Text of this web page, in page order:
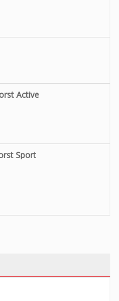
Active
Sport